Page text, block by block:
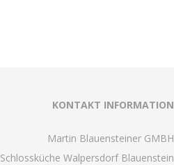
KONTAKT INFORMATION
Martin Blauensteiner GMBH
Schlossküche Walpersdorf Blauenstein